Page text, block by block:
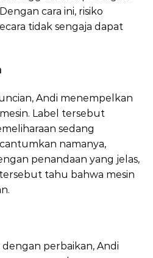
cara ini, risiko
tidak sengaja dapat
Andi menempelkan
Label tersebut
sedang
namanya,
penandaan yang jelas,
tahu bahwa mesin
perbaikan, Andi